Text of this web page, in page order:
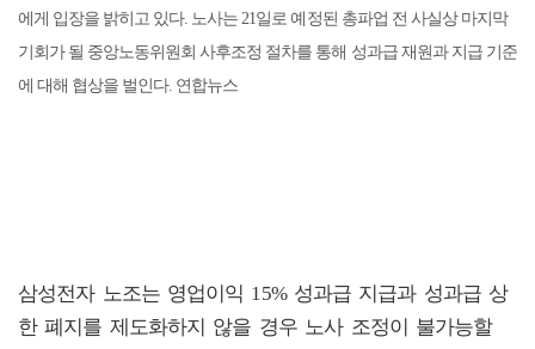
에게 입장을 밝히고 있다. 노사는 21일로 예정된 총파업 전 사실상 마지막
기회가 될 중앙노동위원회 사후조정 절차를 통해 성과급 재원과 지급 기준
에 대해 협상을 벌인다. 연합뉴스
삼성전자 노조는 영업이익 15% 성과급 지급과 성과급 상
한 폐지를 제도화하지 않을 경우 노사 조정이 불가능할